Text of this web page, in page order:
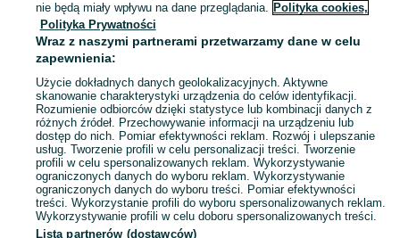
Mapa miejscowości
Mapa ministron
Popularne wyszukiwania
nie będą miały wpływu na dane przeglądania. Polityka cookies,
Polityka Prywatności
Wraz z naszymi partnerami przetwarzamy dane w celu
zapewnienia:
Użycie dokładnych danych geolokalizacyjnych. Aktywne
skanowanie charakterystyki urządzenia do celów identyfikacji.
Rozumienie odbiorców dzięki statystyce lub kombinacji danych z
różnych źródeł. Przechowywanie informacji na urządzeniu lub
dostęp do nich. Pomiar efektywności reklam. Rozwój i ulepszanie
usług. Tworzenie profili w celu personalizacji treści. Tworzenie
profili w celu spersonalizowanych reklam. Wykorzystywanie
ograniczonych danych do wyboru reklam. Wykorzystywanie
ograniczonych danych do wyboru treści. Pomiar efektywności
treści. Wykorzystanie profili do wyboru spersonalizowanych reklam.
Wykorzystywanie profili w celu doboru spersonalizowanych treści.
Lista partnerów (dostawców)